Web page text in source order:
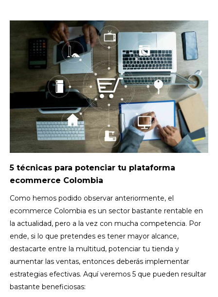
5 técnicas para potenciar tu plataforma
ecommerce Colombia
Como hemos podido observar anteriormente, el
ecommerce Colombia es un sector bastante rentable en
la actualidad, pero a la vez con mucha competencia. Por
ende, si lo que pretendes es tener mayor alcance,
destacarte entre la multitud, potenciar tu tienda y
aumentar las ventas, entonces deberás implementar
estrategias efectivas. Aquí veremos 5 que pueden resultar
bastante beneficiosas: